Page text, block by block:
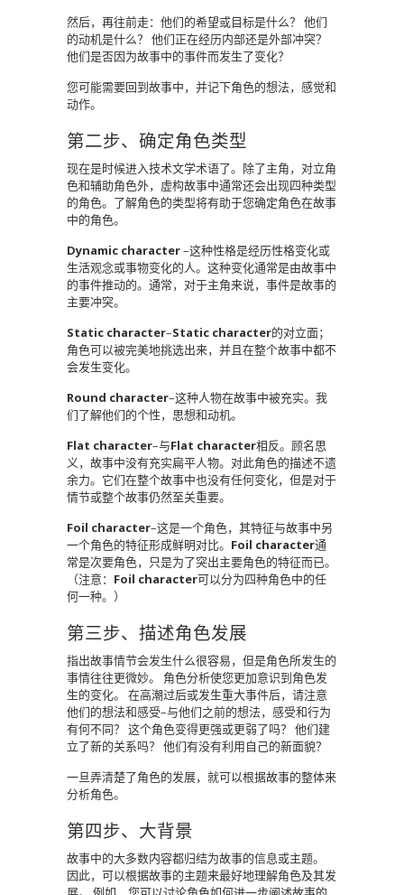
然后，再往前走：他们的希望或目标是什么？ 他们
的动机是什么？ 他们正在经历内部还是外部冲突？
他们是否因为故事中的事件而发生了变化？
您可能需要回到故事中，并记下角色的想法，感觉和
动作。
第二步、确定角色类型
现在是时候进入技术文学术语了。除了主角，对立角
色和辅助角色外，虚构故事中通常还会出现四种类型
的角色。了解角色的类型将有助于您确定角色在故事
中的角色。
Dynamic character–这种性格是经历性格变化或
生活观念或事物变化的人。这种变化通常是由故事中
的事件推动的。通常，对于主角来说，事件是故事的
主要冲突。
Static character–Static character的对立面；
角色可以被完美地挑选出来，并且在整个故事中都不
会发生变化。
Round character–这种人物在故事中被充实。我
们了解他们的个性，思想和动机。
Flat character–与Flat character相反。顾名思
义，故事中没有充实扁平人物。对此角色的描述不遗
余力。它们在整个故事中也没有任何变化，但是对于
情节或整个故事仍然至关重要。
Foil character–这是一个角色，其特征与故事中另
一个角色的特征形成鲜明对比。 Foil character通
常是次要角色，只是为了突出主要角色的特征而已。
（注意： Foil character可以分为四种角色中的任
何一种。）
第三步、描述角色发展
指出故事情节会发生什么很容易，但是角色所发生的
事情往往更微妙。
角色分析使您更加意识到角色发
生的变化。
在高潮过后或发生重大事件后，请注意
他们的想法和感受–与他们之前的想法，感受和行为
有何不同？ 这个角色变得更强或更弱了吗？ 他们建
立了新的关系吗？ 他们有没有利用自己的新面貌？
一旦弄清楚了角色的发展，就可以根据故事的整体来
分析角色。
第四步、大背景
故事中的大多数内容都归结为故事的信息或主题。
因此，可以根据故事的主题来最好地理解角色及其发